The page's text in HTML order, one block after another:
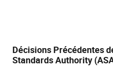
Décisions Précédentes
Standards Authority